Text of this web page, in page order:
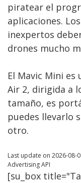
piratear el
aplicaciones.
inexpertos
drones mucho
El Mavic Mini es
Air 2, dirigida a
tamaño, es
puedes llevarlo
otro.
Last update on 2026-08-
Advertising API
[su_box